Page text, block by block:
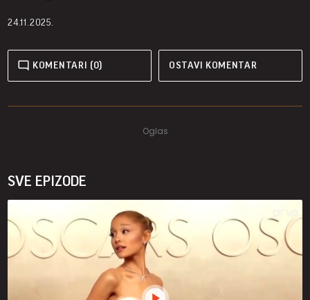
24.11.2025.
KOMENTARI (0) OSTAVI KOMENTAR
SVE EPIZODE